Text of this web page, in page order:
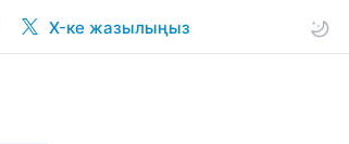
X-ке жазылыңыз